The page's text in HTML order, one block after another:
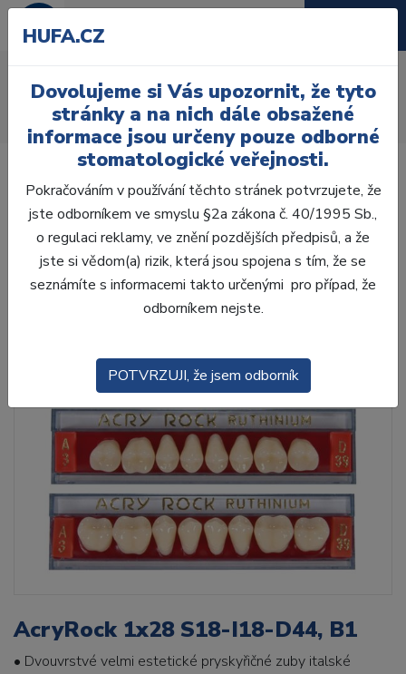
Úvod Zuby
AcryRock
AcryRock 1x28 S18-I18-D44, B1
AcryRock 1x28 S18-I18-D44, B1
• Dvouvrstvé velmi estetické pryskyřičné zuby italské
HUFA.CZ
Dovolujeme si Vás upozornit, že tyto
stránky a na nich dále obsažené
informace jsou určeny pouze odborné
stomatologické veřejnosti.
Pokračováním v používání těchto stránek potvrzujete, že
jste odborníkem ve smyslu §2a zákona č. 40/1995 Sb.,
o regulaci reklamy, ve znění pozdějších předpisů, a že
jste si vědom(a) rizik, která jsou spojena s tím, že se
seznámíte s informacemi takto určenými pro případ, že
odborníkem nejste.
POTVRZUJI, že jsem odborník